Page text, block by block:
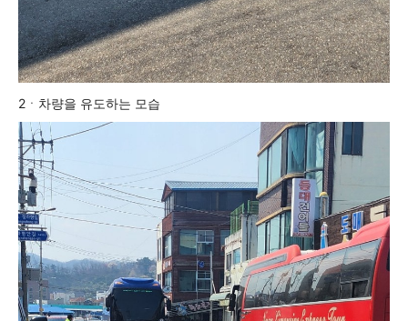
2ㆍ차량을 유도하는 모습